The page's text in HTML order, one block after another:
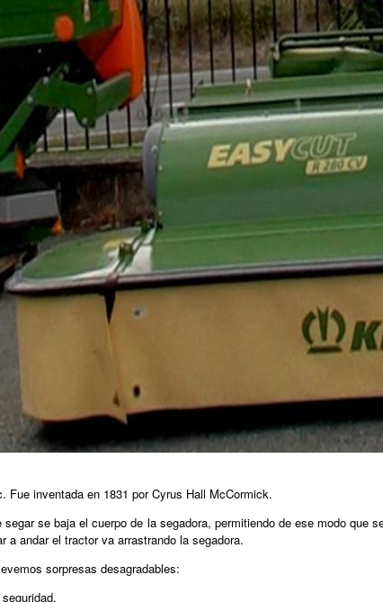
Fue inventada en 1831 por Cyrus Hall McCormick.
se baja el cuerpo de la segadora, permitiendo de ese modo que
andar el tractor va arrastrando la segadora.
sorpresas desagradables: